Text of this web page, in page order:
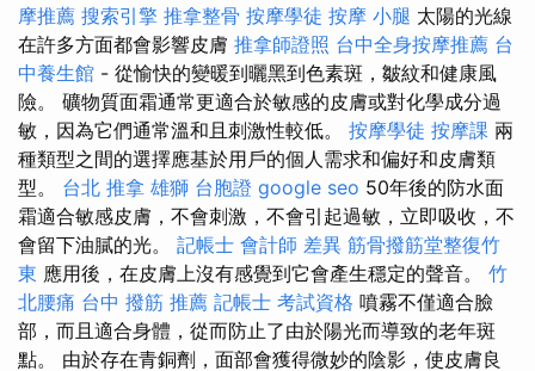
摩推薦 搜索引擎 推拿整骨 按摩學徒 按摩 小腿 太陽的光線
在許多方面都會影響皮膚 推拿師證照 台中全身按摩推薦 台
中養生館 - 從愉快的變暖到曬黑到色素斑，皺紋和健康風
險。 礦物質面霜通常更適合於敏感的皮膚或對化學成分過
敏，因為它們通常溫和且刺激性較低。 按摩學徒 按摩課 兩
種類型之間的選擇應基於用戶的個人需求和偏好和皮膚類
型。 台北 推拿 雄獅 台胞證 google seo 50年後的防水面
霜適合敏感皮膚，不會刺激，不會引起過敏，立即吸收，不
會留下油膩的光。 記帳士 會計師 差異 筋骨撥筋堂整復竹
東 應用後，在皮膚上沒有感覺到它會產生穩定的聲音。 竹
北腰痛 台中 撥筋 推薦 記帳士 考試資格 噴霧不僅適合臉
部，而且適合身體，從而防止了由於陽光而導致的老年斑
點。 由於存在青銅劑，面部會獲得微妙的陰影，使皮膚良